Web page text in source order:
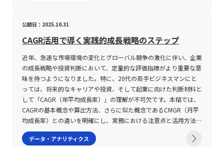
られます。 このように、ボラティリティを活用する際には、その
数値の意味合いや背景、そして計算方法に内在する不確実性を十分
に理解することが投資リスクを抑制するための鍵となります。若手
ビジネスマンとして投資市場に挑む際には、まず基本的な概念と計
算方法を把握し、併せて市場全体の流動性や個別銘柄の特性といっ
た情報を統合的に評価する姿勢が必要です。 まとめ 本記事では、
資産運用や投資の際に欠かせない「ボラティリティ」の概念につい
て、専門的かつ実務的な視点から解説しました。ボラティリティと
は、金融商品における価格変動の大きさを示す指標であり、ヒスト
リカルボラティリティとインプライドボラティリティという二つの
カテゴリーに分けられること、またその数値が高ければリスクが高
く、低ければ安定的なリターンが期待できるという基本的な考え方
る。 ・ボラティリティの値動きを正確に把握するためには、各種
インジケーターを組み合わせた複合的な分析が必要である。 ・経
済指標や市場ニュースと連動して発生する急激な価格変動に対し、
迅速な判断と柔軟な資金管理が求められる。 ・市場の流動性低下
時には、意図通りの取引が成立しにくくなるため、取引コストやス
プレッドの拡大にも留意すべきである。 ・ボラティリティが極端
に高い局面では、自動売買ツールやストップロスなどのリスク管理
対策を適切に用いることが重要である。 これらの注意点を理解し
た上で、ボラティリティを上手に活用するための投資戦略を構築す
ることが、健全な資産運用につながる。 また、テクノロジーの進
展に伴い、2025年現在ではAIや機械学習を活用したボラティリテ
ィ予測ツールが登場しており、リアルタイムでの相場分析が一層高
特化したカスタマイズが難しい場合もあります。一方で、オンプレ
ミス型はシステムのカスタマイズが容易である反面、導入に時間と
コストがかかるという特徴があります。このため、実態に即した導
入計画を立案することが不可欠です。第三に、サポート体制および
ベンダーの専門知識のレベルも導入の際に注意すべきポイントで
す。人事システムは、労働法改正や働き方改革など、外部環境の変
化に迅速に適応する必要があるため、契約前にベンダーのサポート
実績や技術的背景を十分に確認し、トラブル発生時にも的確に対応
できる体制が整っているかどうかを評価することが求められます。
また、既存のシステムとの連携も見逃せません。企業によっては、
既存の勤怠管理システムや給与計算システムとのデータ交換が必要
となるため、相互の連携性が確保されているかどうか、一度運用事
るためのツールとしてだけでなく、複数の施策や戦略を並行して検
討する際の意思決定プロセスの透明性を高め、関係者間での認識共
有を促進する点にもあります。たとえば、新規事業の立ち上げやマ
ーケティング戦略の策定、業務効率化のための設備投資の判断な
ど、さまざまな局面で利用が可能です。さらに、定量的評価のプロ
セスを通じて、感覚的・直感的な判断に偏るリスクを低減し、科学
的な根拠に基づいた意思決定をサポートすることが大きなメリット
となります。 デシジョンツリーの作成プロセスと具体的手順 デシ
ジョンツリーの作成プロセスは、基本的に4つの段階に分かれま
す。まず第一に、検討すべきテーマと最終的なゴールを明確化する
ことが必須です。この段階では、業務効率化やコスト削減、リスク
管理といった目的に対して、どのような評価基準を用いるかを事前
特徴を一目で把握することが難しい場合に、各区間ごとにまとめる
ことで全体の傾向や分布状況が明確に示されます。例えば、厚生労
均寿命のデータなど、さまざまな統計資料において、データを視覚
的に整理し、全体像や偏りを理解するためのツールとして用いつつ
あります。具体的な例を挙げると、アジア31カ国の男女平均寿命
のデータでは、各国の寿命値を階級ごとに区切り、どの階級に属す
る国が多いのか、また各階級の相対的な割合がどの程度であるかを
把握することが可能です。この考え方は、ビジネスにおける市場分
析や顧客属性の把握、商品需要の予測など、さまざまな分野で応用
することができ、データドリブンなアプローチを推進する上で重要
な役割を果たします。 度数分布の作成においては、「階級」「階
公開日：2025.10.31
CAGR活用で導く実践的成長戦略のステップ
近年、急速な市場環境の変化とグローバル競争の激化に伴い、企業
の成長戦略や投資判断において、定量的な評価指標がより重要な意
味を持つようになりました。特に、20代の若手ビジネスマンにと
っては、将来的なキャリアや投資、そして起業に向けた判断材料と
して「CAGR（年平均成長率）」の理解が不可欠です。本稿では、
CAGRの基本概念や算出方法、さらに似た概念であるCMGR（月平
均成長率）との違いを明確にし、実務における注意点と活用方法に
ついて、専門的な視点から詳述するとともに、事例を交えながらそ
の意味合いと限界についても解説します。 CAGRとは CAGRとは、
データ・アナリティクス